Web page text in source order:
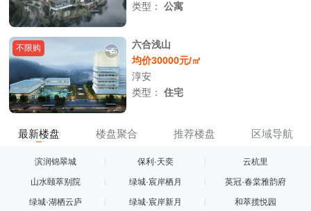
类型：公寓
不限购
六合浅山
均价30000元/㎡
淳安
类型：住宅
最新楼盘 楼盘聚合 推荐楼盘 区域导航
滨润锦翠城 保利·天奕 云杭里
山水颐萃别院 绿城·宸岸栖月 英冠·春棠雅韵府
绿城·湖栖云庐 绿城·宸岸新月 和萃揽悦园